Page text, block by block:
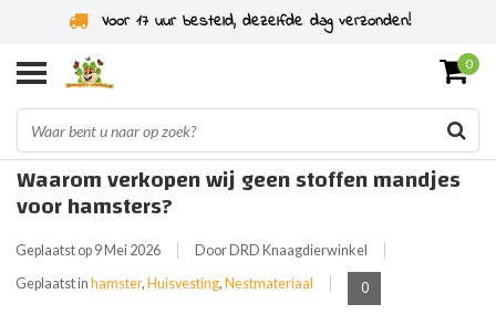
Specialist in knaagdieren sinds 2011
0
Waarom verkopen wij geen stoffen mandjes
voor hamsters?
Geplaatst op 9 Mei 2026
Door DRD Knaagdierwinkel
Geplaatst in hamster, Huisvesting, Nestmateriaal 0